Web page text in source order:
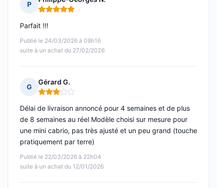
P
Note : 5 sur 5
Publié le 24/03/2026 à 08h16
suite à un achat du 27/02/2026
Parfait !!!
G
Gérard G.
Note : 3 sur 5
Publié le 22/03/2026 à 22h04
suite à un achat du 12/01/2026
Délai de livraison annoncé pour 4 semaines et de plus
de 8 semaines au réel Modèle choisi sur mesure pour
une mini cabrio, pas très ajusté et un peu grand (touche
pratiquement par terre)